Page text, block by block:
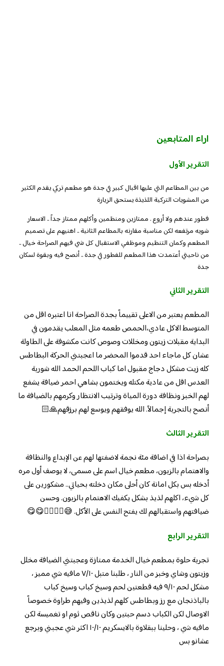
اراء المتابعين
التقرير الأول
من بين المطاعم التي عليها اقبال كبير في جدة هو مطعم تركي يقدم الكثير
من المشويات التركية اللذيذة يستحق الزيارة
فطور عندهم ولا أروع . ممتازين ومنظمين وأكلهم ممتاز جداً .. الاسعار
شويه مرتفعه لكن مناسبة مقارنه بالمطاعم الثانية .. اهنيهم على تصميم
المطعم وكمان التنظيم وموظفي الاستقبال كل شي فيهم الصراحة خيال ..
من ناحيتي أعتمدت هذا المطعم للفطور في جدة .. أنصح فيه وبقوة لسكان
جدة
التقرير الثاني
المطعم يعتبر من الاعلى تقييماً بجدة الصراحة انا اعتبره اقل من
المتوسط الاكل عادي،الحمص طعمه مثل المعلب يقدمون في
البداية مقبلات زيتون ومخللات وصوص كانت مكشوفة على الطاولة
عشان كل ماجاء احد قدموا المحضر ما اعجبتني الحركة البطاطس
كله زيت مشكل دجاج مقبول اما كباب اللحم الحمد الله شوربة
العدس اقل من عادية مكتله ويختمون بشاهي احمر ضيافة يشفع
لهم الخبز ونظافة دورة المياة وترتيب الانتظار وكرمهم بالضيافة ما
أنصح بالتجربة إجمالاً. الله يوفقهم ويوسع لهم برزقهم🙏🏻
التقرير الثالث
بصراحة اذا في اضافة مئة نجمة لاضفتها لهم عن الإبداع والنظافة
والاهتمام بالزبون، مطعم خيال اسم على مسمى، لا يوصف أول مره
أدخله بس بكل امانة كان أحلى مكان دخلته بحياتي.. مشكورين على
كل شيء، اكلهم لذيذ بشكل يكفيك الاهتمام بالزبون. وحسن
ضيافتهم واستقبالهم لك يفتح النفس على الأكل. 😅👍🏻👍🏻😋😋
التقرير الرابع
تجربة حلوة بمطعم خيال الخدمة ممتازة وعجبتني الضيافة مخلل
وزيتون وشاي وخبز من النار ، طلبنا متبل ٧/١٠ مافيه شي مميز ،
مشكل لحم ٩/١٠ فيه قطعتين لحم وسيخ كباب وسيخ كباب
بالباذنجان مع رز وبطاطس كلهم لذيذين وفيهم طراوة خصوصاً
الاوصال لكن الكباب دسم حبتين وكان ناقص ثوم او تغميسة لكن
مافيه شي ، وحلينا ببقلاوة بالايسكريم ١٠/١٠ اكثر شي عجبني وبرجع
عشانو بس